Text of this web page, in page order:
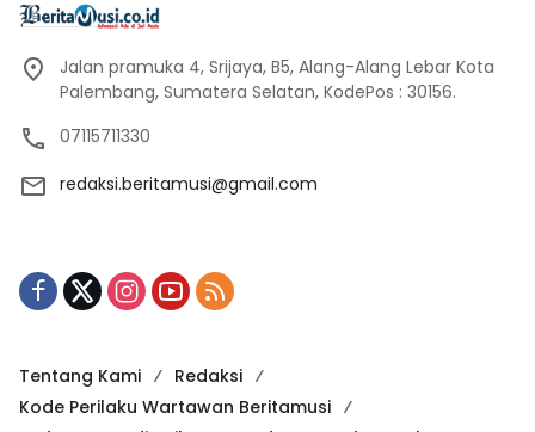
Jalan pramuka 4, Srijaya, B5, Alang-Alang Lebar Kota
Palembang, Sumatera Selatan, KodePos : 30156.
07115711330
redaksi.beritamusi@gmail.com
Tentang Kami
Redaksi
Kode Perilaku Wartawan Beritamusi